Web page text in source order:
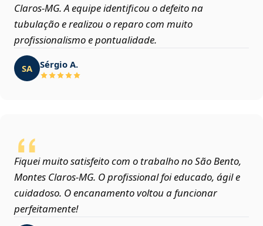
Claros‑MG. A equipe identificou o defeito na
tubulação e realizou o reparo com muito
profissionalismo e pontualidade.
SA Sérgio A.
Fiquei muito satisfeito com o trabalho no São Bento,
Montes Claros‑MG. O profissional foi educado, ágil e
cuidadoso. O encanamento voltou a funcionar
perfeitamente!